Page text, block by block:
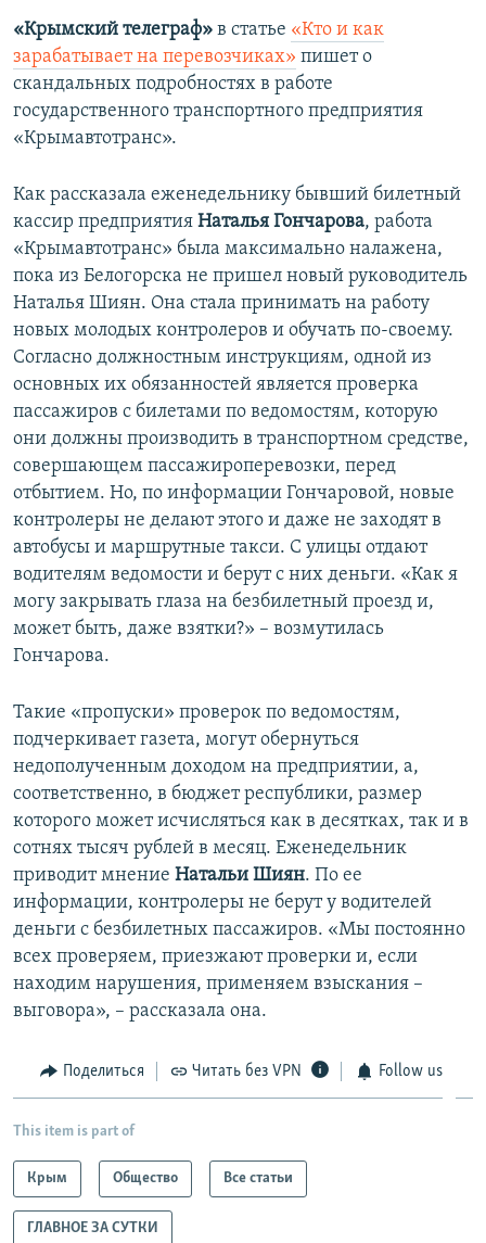
«Крымский телеграф» в статье «Кто и как
зарабатывает на перевозчиках» пишет о
скандальных подробностях в работе
государственного транспортного предприятия
«Крымавтотранс».
Как рассказала еженедельнику бывший билетный
кассир предприятия Наталья Гончарова, работа
«Крымавтотранс» была максимально налажена,
пока из Белогорска не пришел новый руководитель
Наталья Шиян. Она стала принимать на работу
новых молодых контролеров и обучать по-своему.
Согласно должностным инструкциям, одной из
основных их обязанностей является проверка
пассажиров с билетами по ведомостям, которую
они должны производить в транспортном средстве,
совершающем пассажироперевозки, перед
отбытием. Но, по информации Гончаровой, новые
контролеры не делают этого и даже не заходят в
автобусы и маршрутные такси. С улицы отдают
водителям ведомости и берут с них деньги. «Как я
могу закрывать глаза на безбилетный проезд и,
может быть, даже взятки?» – возмутилась
Гончарова.
Такие «пропуски» проверок по ведомостям,
подчеркивает газета, могут обернуться
недополученным доходом на предприятии, а,
соответственно, в бюджет республики, размер
которого может исчисляться как в десятках, так и в
сотнях тысяч рублей в месяц. Еженедельник
приводит мнение Натальи Шиян. По ее
информации, контролеры не берут у водителей
деньги с безбилетных пассажиров. «Мы постоянно
всех проверяем, приезжают проверки и, если
находим нарушения, применяем взыскания –
выговора», – рассказала она.
Поделиться Читать без VPN Follow us
This item is part of
Крым Общество Все статьи
ГЛАВНОЕ ЗА СУТКИ